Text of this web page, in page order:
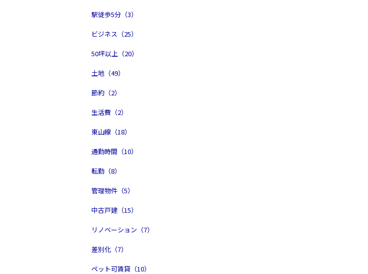
駅徒歩5分（3）
ビジネス（25）
50坪以上（20）
土地（49）
節約（2）
生活費（2）
東山線（18）
通勤時間（10）
転勤（8）
管理物件（5）
中古戸建（15）
リノベーション（7）
差別化（7）
ペット可賃貸（10）